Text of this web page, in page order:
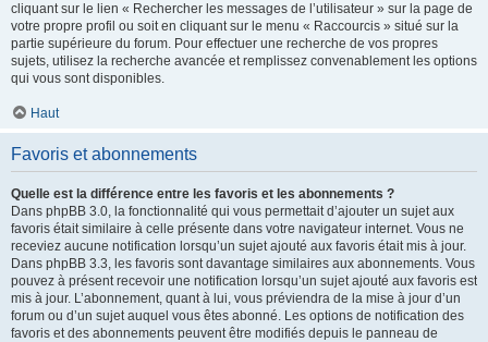
cliquant sur le lien « Rechercher les messages de l’utilisateur » sur la page de
votre propre profil ou soit en cliquant sur le menu « Raccourcis » situé sur la
partie supérieure du forum. Pour effectuer une recherche de vos propres
sujets, utilisez la recherche avancée et remplissez convenablement les options
qui vous sont disponibles.
Haut
Favoris et abonnements
Quelle est la différence entre les favoris et les abonnements ?
Dans phpBB 3.0, la fonctionnalité qui vous permettait d’ajouter un sujet aux
favoris était similaire à celle présente dans votre navigateur internet. Vous ne
receviez aucune notification lorsqu’un sujet ajouté aux favoris était mis à jour.
Dans phpBB 3.3, les favoris sont davantage similaires aux abonnements. Vous
pouvez à présent recevoir une notification lorsqu’un sujet ajouté aux favoris est
mis à jour. L’abonnement, quant à lui, vous préviendra de la mise à jour d’un
forum ou d’un sujet auquel vous êtes abonné. Les options de notification des
favoris et des abonnements peuvent être modifiés depuis le panneau de